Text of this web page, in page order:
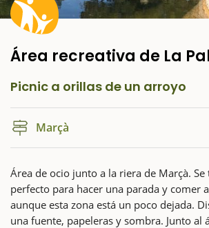
Área recreativa de La
Picnic a orillas de un arroyo
Marçà
Área de ocio junto a la riera de Marçà.
perfecto para hacer una parada y comer
aunque esta zona está un poco dejada.
una fuente, papeleras y sombra. Junto al